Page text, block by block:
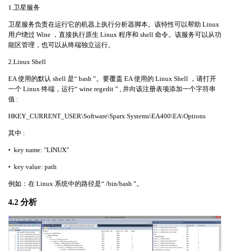
1.卫星服务
卫星服务负责在运行它的机器上执行分析器脚本。该特性可以帮助 Linux
用户绕过 Wine ，直接执行原生 Linux 程序和 shell 命令。该服务可以从功
能区管理，也可以从终端独立运行。
2.Linux Shell
EA 使用的默认 shell 是“ bash ”。要覆盖 EA 使用的 Linux Shell ，请打开
一个 Linux 终端，运行“ wine regedit ” , 并向该注册表项添加一个字符串
值 :
HKEY_CURRENT_USER\Software\Sparx Systems\EA400\EA\Options
其中 :
• key name: "LINUX"
• key value: path
例如：在 Linux 系统中的路径是“ /bin/bash ”。
4.2 分析